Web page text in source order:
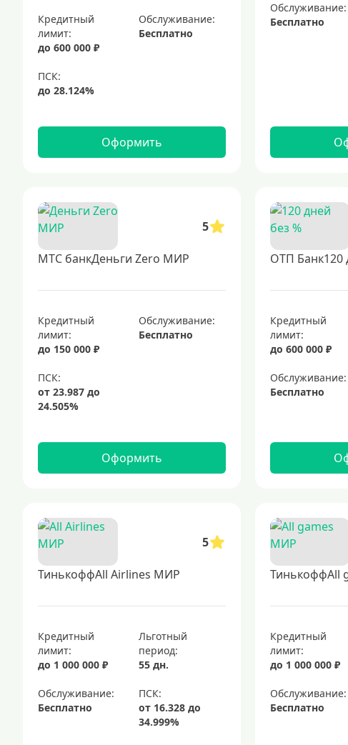
Кредитный
лимит:
до 600 000 ₽
Обслуживание:
Бесплатно
Оформить
Обслуживание:
Бесплатно
5
МТС банкДеньги Zero МИР
Кредитный
лимит:
до 150 000 ₽
Обслуживание:
Бесплатно
Оформить
ОТП Банк120
Кредитный
лимит:
до 600 000 ₽
Обслуживание:
Бесплатно
5
ТинькоффAll Airlines МИР
Кредитный
лимит:
до 1 000 000 ₽
Льготный
период:
55 дн.
Обслуживание:
Бесплатно
ТинькоффAll
Кредитный
лимит:
до 1 000 000 ₽
Обслуживание:
Бесплатно